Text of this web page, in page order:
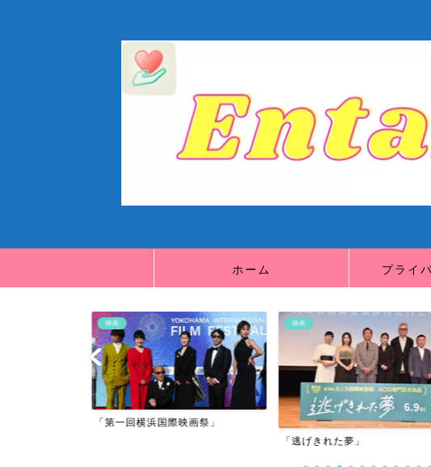
ホーム プライ
映画
「第一回横浜国際映画祭」
映画
「逃げきれた夢」